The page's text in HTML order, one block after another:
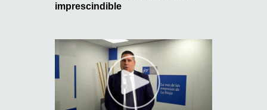
imprescindible